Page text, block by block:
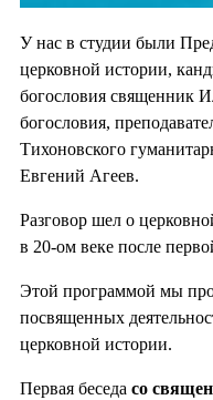
У нас в студии были
церковной истории,
богословия священник
богословия,
Тихоновского
Евгений Агеев.
Разговор шел о
в 20-ом веке после
Этой программой мы
посвященных
церковной истории.
Первая беседа со